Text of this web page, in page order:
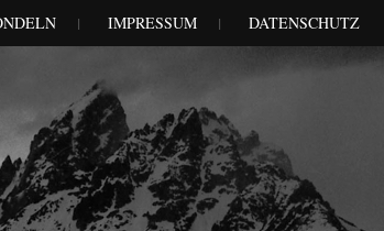
IMPRESSUM DATENSCHUTZ